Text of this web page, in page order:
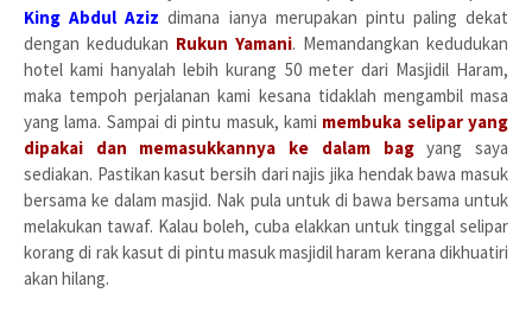
King Abdul Aziz dimana ianya merupakan pintu paling dekat
dengan kedudukan Rukun Yamani. Memandangkan kedudukan
hotel kami hanyalah lebih kurang 50 meter dari Masjidil Haram,
maka tempoh perjalanan kami kesana tidaklah mengambil masa
yang lama. Sampai di pintu masuk, kami membuka selipar yang
dipakai dan memasukkannya ke dalam bagyang saya
sediakan. Pastikan kasut bersih dari najis jika hendak bawa masuk
bersama ke dalam masjid. Nak pula untuk di bawa bersama untuk
melakukan tawaf. Kalau boleh, cuba elakkan untuk tinggal selipar
korang di rak kasut di pintu masuk masjidil haram kerana dikhuatiri
akan hilang.